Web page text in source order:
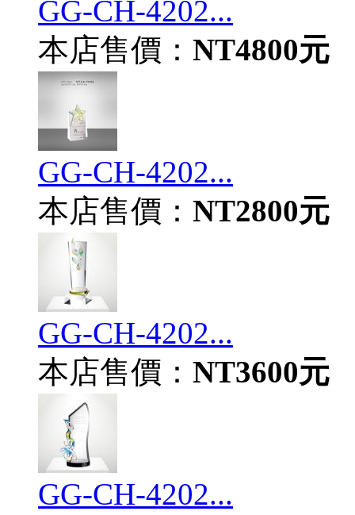
GG-CH-4202...
本店售價： NT4800元
GG-CH-4202...
本店售價： NT2800元
GG-CH-4202...
本店售價： NT3600元
GG-CH-4202...